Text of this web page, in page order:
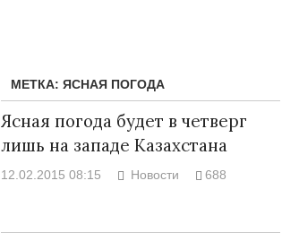
МЕТКА:ЯСНАЯ ПОГОДА
Ясная погода будет в четверг
лишь на западе Казахстана
12.02.2015 08:15 Новости 688